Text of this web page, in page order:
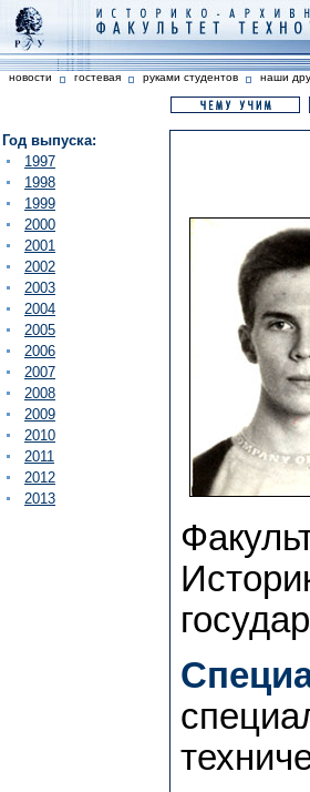
новости гостевая руками студентов наши
Год выпуска:
1997
1998
1999
2000
2001
2002
2003
2004
2005
2006
2007
2008
2009
2010
2011
2012
2013